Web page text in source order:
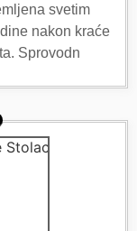
svetim
nakon kraće
Sprovodn